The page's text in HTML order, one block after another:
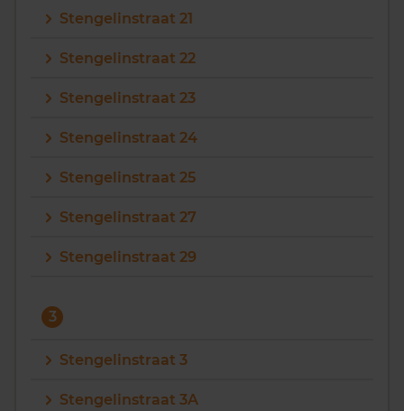
Stengelinstraat 21
Stengelinstraat 22
Stengelinstraat 23
Stengelinstraat 24
Stengelinstraat 25
Stengelinstraat 27
Stengelinstraat 29
3
Stengelinstraat 3
Stengelinstraat 3A